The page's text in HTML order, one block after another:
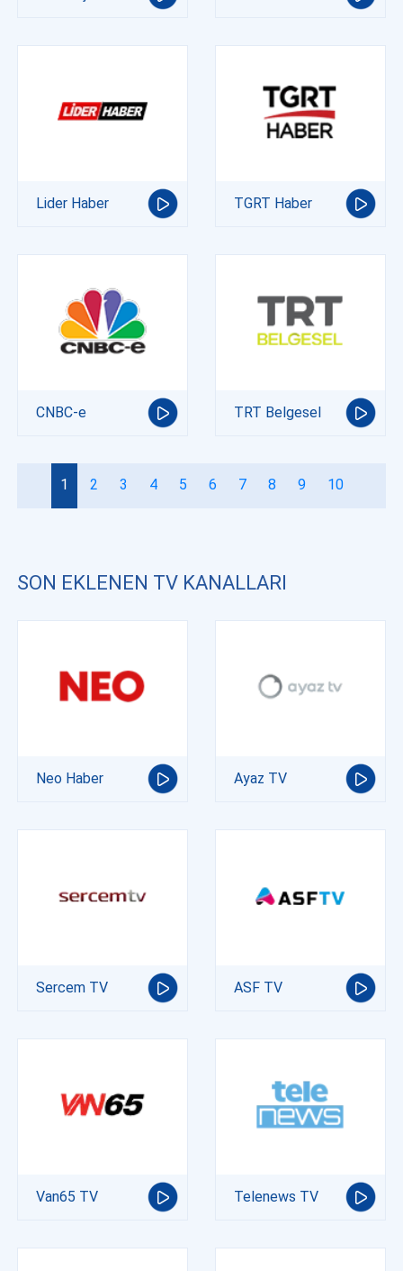
Lider Haber TGRT Haber
CNBC-e TRT Belgesel
1 2 3 4 5 6 7 8 9 10
SON EKLENEN TV KANALLARI
Neo Haber Ayaz TV
Sercem TV ASF TV
Van65 TV Telenews TV